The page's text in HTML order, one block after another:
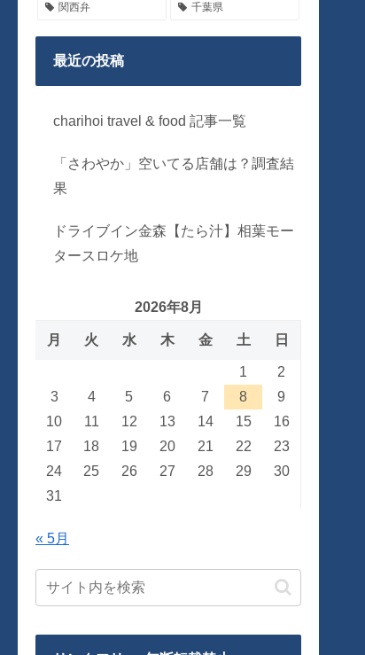
関西弁 千葉県
最近の投稿
charihoi travel & food 記事一覧
「さわやか」空いてる店舗は？調査結
果
ドライブイン金森【たら汁】相葉モー
タースロケ地
2026年8月
月 火 水 木 金 土 日
1
2
3
4 5 6 7 8
9
10
11 12 13 14 15
16
17
18 19 20 21 22
23
24
25 26 27 28 29
30
31
« 5月